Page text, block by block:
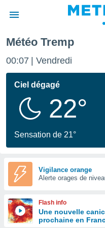
de
Météo Tremp
00:07 Vendredi
Ciel dégagé
22°
Sensation de 21°
Vigilance orange
Alerte orages de
Flash info
Une nouvelle
prochaine en